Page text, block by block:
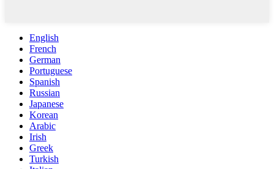
English
French
German
Portuguese
Spanish
Russian
Japanese
Korean
Arabic
Irish
Greek
Turkish